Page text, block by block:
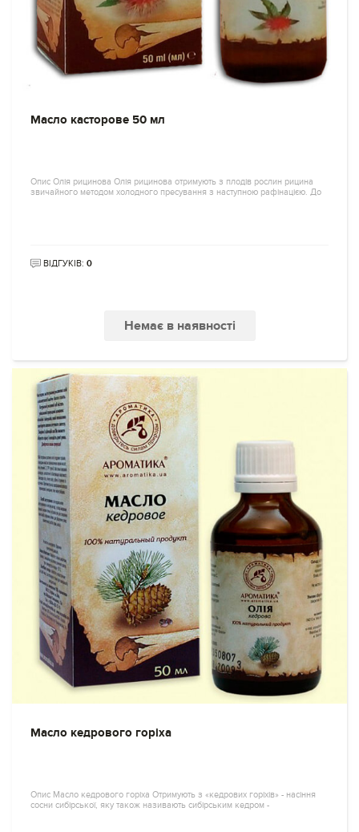
Масло касторове 50 мл
Опис Олія рицинова Олія рицинова отримують з плодів рослин рицина
звичайного методом холодного пресування з наступною рафінацією. До
ВІДГУКІВ: 0
Немає в наявності
Масло кедрового горіха
Опис Масло кедрового горіха Отримують з «кедрових горіхів» - насіння
сосни сибірської, яку також називають сибірським кедром -